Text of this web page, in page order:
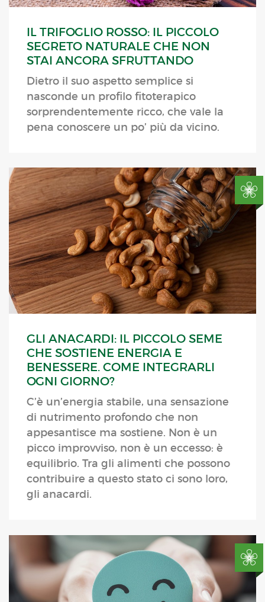
IL TRIFOGLIO ROSSO: IL PICCOLO
SEGRETO NATURALE CHE NON
STAI ANCORA SFRUTTANDO
Dietro il suo aspetto semplice si
nasconde un profilo fitoterapico
sorprendentemente ricco, che vale la
pena conoscere un po’ più da vicino.
GLI ANACARDI: IL PICCOLO SEME
CHE SOSTIENE ENERGIA E
BENESSERE. COME INTEGRARLI
OGNI GIORNO?
C’è un’energia stabile, una sensazione
di nutrimento profondo che non
appesantisce ma sostiene. Non è un
picco improvviso, non è un eccesso: è
equilibrio. Tra gli alimenti che possono
contribuire a questo stato ci sono loro,
gli anacardi.